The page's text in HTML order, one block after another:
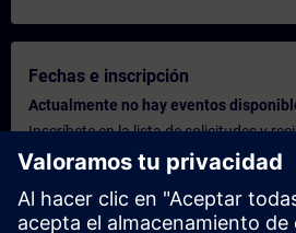
Fechas e inscripción
Actualmente no hay eventos
Inscríbete en la lista de solicitudes y
cuanto haya nuevas fechas disponibles.
Activar el servicio de notificación